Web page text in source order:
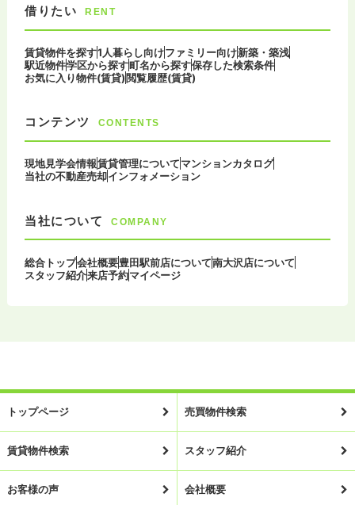
借りたい RENT
賃貸物件を探す1人暮らし向けファミリー向け新築・築浅
駅近物件学区から探す町名から探す保存した検索条件
お気に入り物件(賃貸)閲覧履歴(賃貸)
コンテンツ CONTENTS
現地見学会情報賃貸管理についてマンションカタログ
当社の不動産売却インフォメーション
当社について COMPANY
総合トップ会社概要豊田駅前店について南大沢店について
スタッフ紹介来店予約マイページ
トップページ 売買物件検索
賃貸物件検索 スタッフ紹介
お客様の声 会社概要